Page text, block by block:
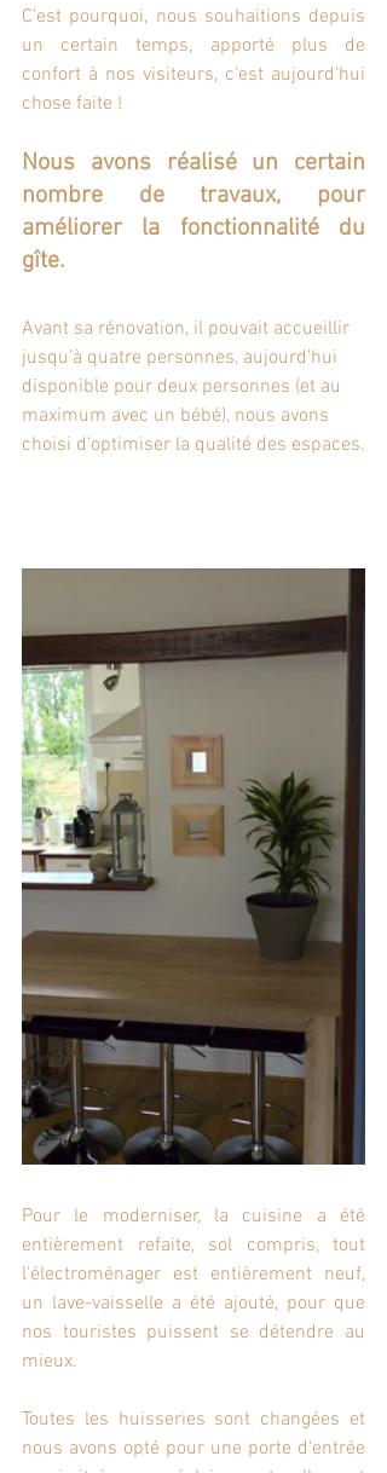
C'est pourquoi, nous souhaitions depuis
un certain temps, apporté plus de
confort à nos visiteurs, c'est aujourd'hui
chose faite !
Nous avons réalisé un certain
nombre de travaux, pour
améliorer la fonctionnalité du
gîte.
Avant sa rénovation, il pouvait accueillir
jusqu'à quatre personnes, aujourd'hui
disponible pour deux personnes (et au
maximum avec un bébé), nous avons
choisi d'optimiser la qualité des espaces.
Pour le moderniser, la cuisine a été
entièrement refaite, sol compris, tout
l'électroménager est entièrement neuf,
un lave-vaisselle a été ajouté, pour que
nos touristes puissent se détendre au
mieux.
Toutes les huisseries sont changées et
nous avons opté pour une porte d'entrée